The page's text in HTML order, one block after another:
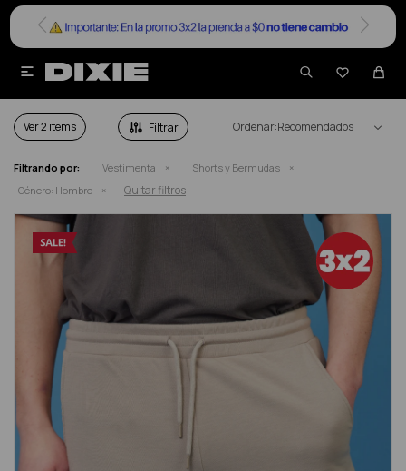


SHORTS Y BERMUDAS HOMBRE EN SALE
Ver Recomendados
Filtrando por: Vestimenta
Shorts y Bermudas
Género: Hombre Quitar filtros